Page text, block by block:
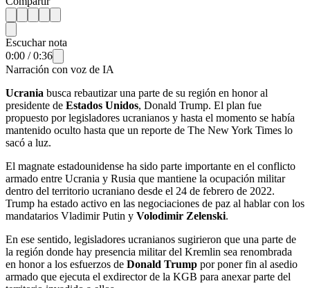
Escuchar nota
0:00 /0:36
Narración con voz de IA
Ucrania busca rebautizar una parte de su región en honor al
presidente de Estados Unidos, Donald Trump. El plan fue
propuesto por legisladores ucranianos y hasta el momento se había
mantenido oculto hasta que un reporte de The New York Times lo
sacó a luz.
El magnate estadounidense ha sido parte importante en el conflicto
armado entre Ucrania y Rusia que mantiene la ocupación militar
dentro del territorio ucraniano desde el 24 de febrero de 2022.
Trump ha estado activo en las negociaciones de paz al hablar con los
mandatarios Vladimir Putin y Volodimir Zelenski.
En ese sentido, legisladores ucranianos sugirieron que una parte de
la región donde hay presencia militar del Kremlin sea renombrada
en honor a los esfuerzos de Donald Trump por poner fin al asedio
armado que ejecuta el exdirector de la KGB para anexar parte del